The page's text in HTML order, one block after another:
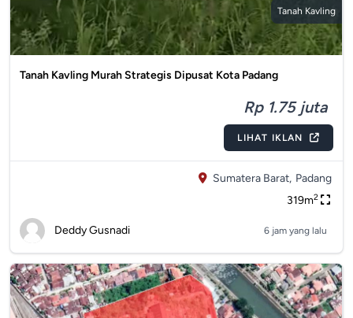
Tanah Kavling
Tanah Kavling Murah Strategis Dipusat Kota Padang
Rp 1.75 juta
LIHAT IKLAN
Sumatera Barat, Padang
319m2
Deddy Gusnadi 6 jam yang lalu